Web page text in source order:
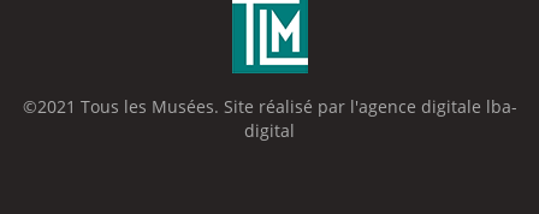
©2021 Tous les Musées. Site réalisé par l'agence digitale lba-
digital